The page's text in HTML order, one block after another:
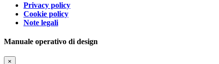
Privacy policy
Cookie policy
Note legali
Manuale operativo di design
×